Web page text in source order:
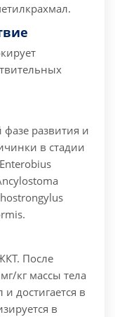
развития и
в стадии
После
кг массы тела
достигается в
в